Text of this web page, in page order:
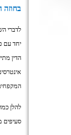
בחוזה
לדברי
יחד עם
הדין
להלן
סעיפים